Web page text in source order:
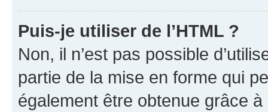
Puis-je utiliser de l’HTML ?
Non, il n’est pas possible
partie de la mise en forme qui
également être obtenue grâce à